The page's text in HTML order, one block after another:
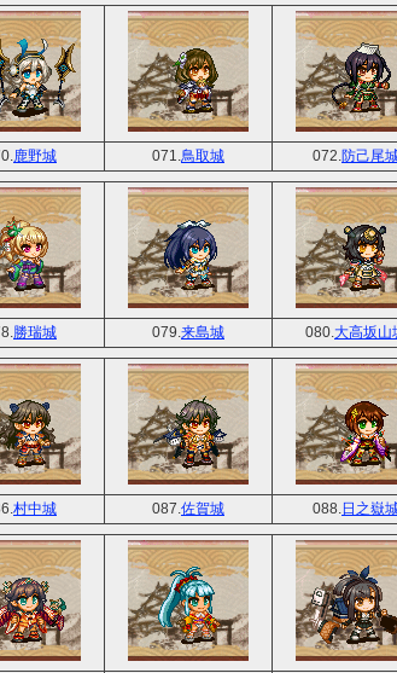
鹿野城 071. 鳥取城 072. 防己尾
勝瑞城 079. 来島城 080. 大高坂山
村中城 087. 佐賀城 088. 日之嶽